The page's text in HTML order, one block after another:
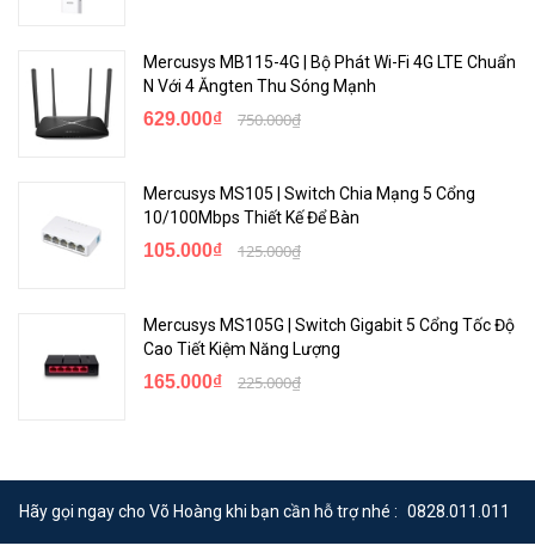
Được trang bị đầy đủ cổng gigabit gấp 10 lần; nhanh hơn cổng
Ethernet, MR30G truyền dữ liệu với tốc độ chóng mặt để đạt hiệu
suất cao nhất. Kết nối PC, IPTV và bảng điều khiển trò chơi của bạn
Mercusys MB115-4G | Bộ Phát Wi-Fi 4G LTE Chuẩn
N Với 4 Ăngten Thu Sóng Mạnh
629.000₫ 750.000₫
Mercusys MS105 | Switch Chia Mạng 5 Cổng
10/100Mbps Thiết Kế Để Bàn
105.000₫ 125.000₫
Mercusys MS105G | Switch Gigabit 5 Cổng Tốc Độ
Cao Tiết Kiệm Năng Lượng
165.000₫ 225.000₫
Hãy gọi ngay cho Võ Hoàng khi bạn cần hỗ trợ nhé : 0828.011.011